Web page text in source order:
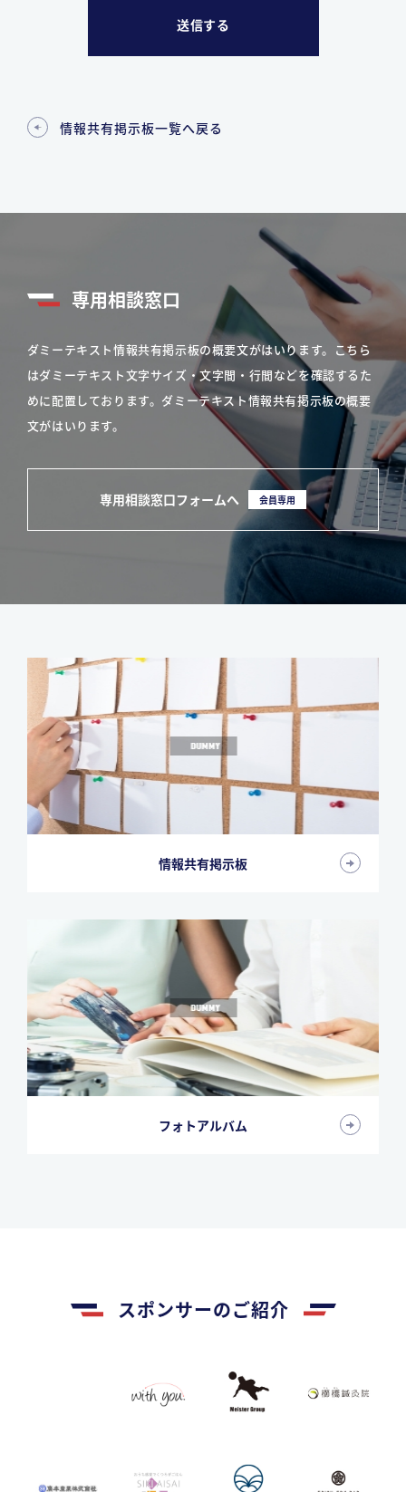
情報共有掲示板一覧へ戻る
専用相談窓口
ダミーテキスト情報共有掲示板の概要文がはいります。こちら
はダミーテキスト文字サイズ・文字間・行間などを確認するた
めに配置しております。ダミーテキスト情報共有掲示板の概要
文がはいります。
専用相談窓口フォームへ 会員専用
情報共有掲示板
フォトアルバム
スポンサーのご紹介